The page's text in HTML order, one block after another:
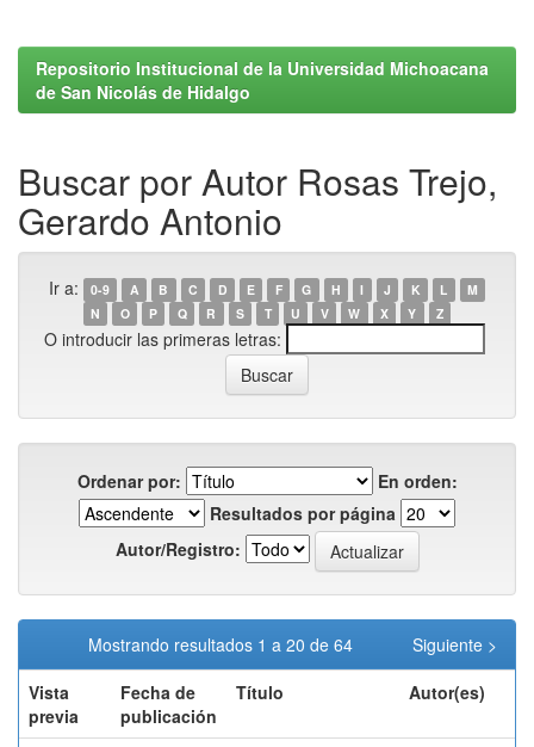
Repositorio Institucional de la Universidad Michoacana
de San Nicolás de Hidalgo
Buscar por Autor Rosas Trejo,
Gerardo Antonio
Ir a: 0-9 A B C D E F G H I J K L
M
N
O P Q R S T U V W X Y Z
O introducir las primeras letras:
Ordenar por:
En orden:
Resultados por página
Autor/Registro:
Mostrando resultados 1 a 20 de 64
Siguiente >
Vista
previa
Fecha de
publicación
Título Autor(es)